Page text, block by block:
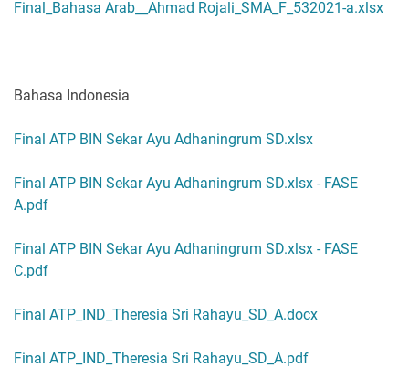
Final_Bahasa Arab__Ahmad Rojali_SMA_F_532021-a.xlsx
Bahasa Indonesia
Final ATP BIN Sekar Ayu Adhaningrum SD.xlsx
Final ATP BIN Sekar Ayu Adhaningrum SD.xlsx - FASE
A.pdf
Final ATP BIN Sekar Ayu Adhaningrum SD.xlsx - FASE
C.pdf
Final ATP_IND_Theresia Sri Rahayu_SD_A.docx
Final ATP_IND_Theresia Sri Rahayu_SD_A.pdf